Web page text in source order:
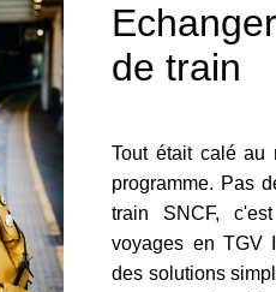
de train
Tout était calé au
programme. Pas
train SNCF,
voyages en TGV
des solutions